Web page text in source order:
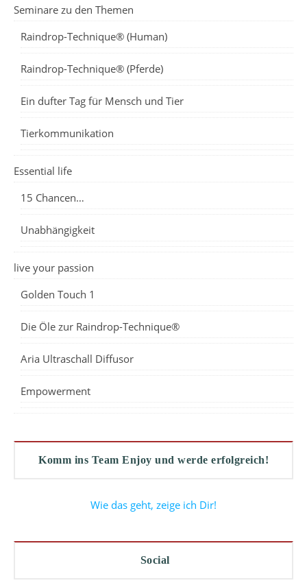
Seminare zu den Themen
Raindrop-Technique® (Human)
Raindrop-Technique® (Pferde)
Ein dufter Tag für Mensch und Tier
Tierkommunikation
Essential life
15 Chancen…
Unabhängigkeit
live your passion
Golden Touch 1
Die Öle zur Raindrop-Technique®
Aria Ultraschall Diffusor
Empowerment
Komm ins Team Enjoy und werde erfolgreich!
Wie das geht, zeige ich Dir!
Social